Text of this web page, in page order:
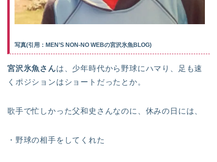
写真(引用：MEN’S NON-NO WEBの宮沢氷魚BLOG)
宮沢氷魚さんは、少年時代から野球にハマり、足も速
くポジションはショートだったとか。
歌手で忙しかった父和史さんなのに、休みの日には、
・野球の相手をしてくれた